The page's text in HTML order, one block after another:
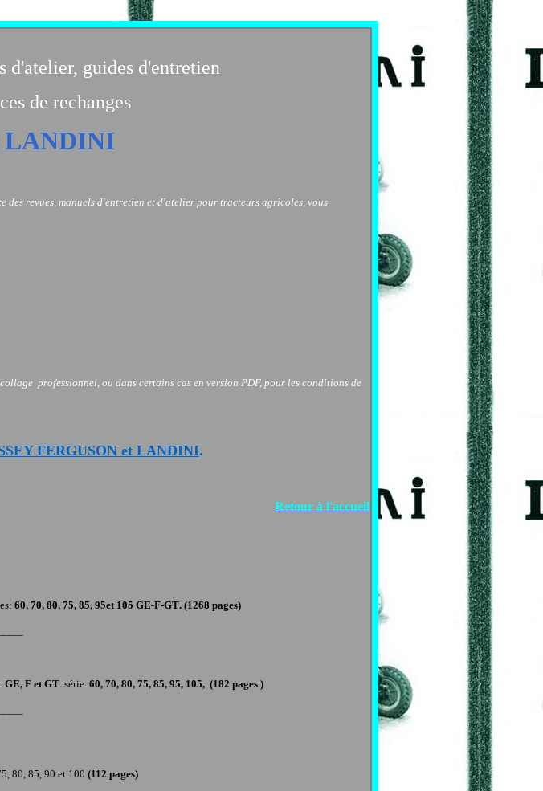
d'atelier, guides d'entretien
de rechanges
LANDINI
des revues, manuels d'entretien et d'atelier pour tracteurs agricoles, vous
professionnel, ou dans certains cas en version PDF, pour les conditions de
FERGUSON et LANDINI.
Retour à l'accueil
60, 70, 80, 75, 85, 95et 105 GE-F-GT. (1268 pages)
GE, F etGT. série 60, 70, 80, 75, 85, 95, 105, (182 pages )
80, 85, 90 et 100 (112 pages)